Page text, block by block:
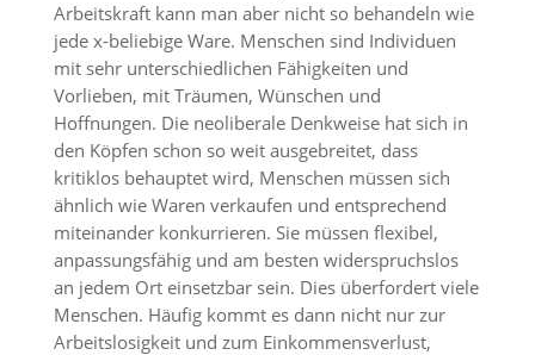
Arbeitskraft kann man aber nicht so behandeln wie
jede x-beliebige Ware. Menschen sind Individuen
mit sehr unterschiedlichen Fähigkeiten und
Vorlieben, mit Träumen, Wünschen und
Hoffnungen. Die neoliberale Denkweise hat sich in
den Köpfen schon so weit ausgebreitet, dass
kritiklos behauptet wird, Menschen müssen sich
ähnlich wie Waren verkaufen und entsprechend
miteinander konkurrieren. Sie müssen flexibel,
anpassungsfähig und am besten widerspruchslos
an jedem Ort einsetzbar sein. Dies überfordert viele
Menschen. Häufig kommt es dann nicht nur zur
Arbeitslosigkeit und zum Einkommensverlust,